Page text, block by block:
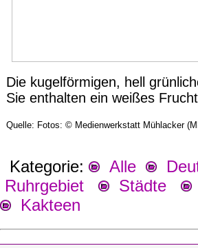
Die kugelförmigen, hell
Sie enthalten ein weißes
Quelle: Fotos: © Medienwerkstatt Mühlacker
Kategorie: Alle
Ruhrgebiet
Städte
Kakteen